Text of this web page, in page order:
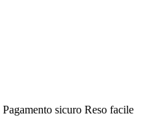
Pagamento sicuro Reso facile